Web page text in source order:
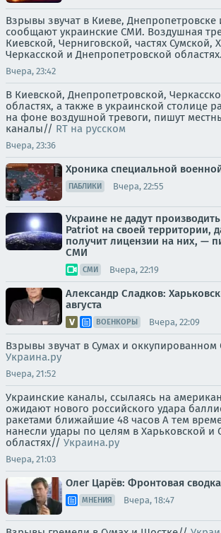
Взрывы звучат в Киеве, Днепропетровске
сообщают украинские СМИ. Воздушная
Киевской, Черниговской, частях Сумской,
Черкасской и Днепропетровской
Вчера, 23:42
В Киевской, Днепропетровской,
областях, а также в украинской столице
на фоне воздушной тревоги, пишут
каналы// RT на русском
Вчера, 23:36
Хроника специальной
ПАБЛИКИ Вчера, 22:55
Украине не дадут
Patriot на своей территории,
получит лицензии на них, —
СМИ
СМИ Вчера, 22:19
Александр Сладков:
августа
ВОЕНКОРЫ Вчера, 22:09
Взрывы звучат в Сумах и оккупированном
Украина.ру
Вчера, 21:52
Украинские каналы, ссылаясь на
ожидают нового российского удара
ракетами ближайшие 48 часов А тем
нанесли удары по целям в Харьковской и
областях// Украина.ру
Вчера, 21:03
Олег Царёв: Фронтовая сводка
МНЕНИЯ Вчера, 18:47